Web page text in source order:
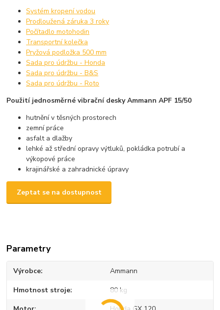
Systém kropení vodou
Prodloužená záruka 3 roky
Počítadlo motohodin
Transportní kolečka
Pryžová podložka 500 mm
Sada pro údržbu - Honda
Sada pro údržbu - B&S
Sada pro údržbu - Roto
Použití jednosměrné vibrační desky Ammann APF 15/50
hutnění v těsných prostorech
zemní práce
asfalt a dlažby
lehké až střední opravy výtluků, pokládka potrubí a
výkopové práce
krajinářské a zahradnické úpravy
Zeptat se na dostupnost
Parametry
Výrobce Ammann
Hmotnost stroje 80 kg